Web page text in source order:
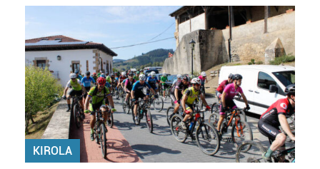
KIROLA